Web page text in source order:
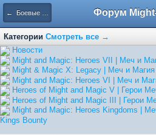
← Боевые и стратегические навыки
Категории Смотреть все →
Hовости
Might and Magic: Heroes VII | Меч и
Might & Magic X: Legacy | Меч и
Might and Magic: Heroes VI | Меч и
Heroes of Might and Magic V | Герои
Heroes of Might and Magic III | Герои
Might and Magic: Heroes Kingdoms |
Kings Bounty